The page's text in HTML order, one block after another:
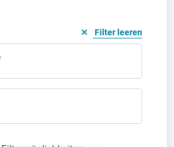
Filter leeren